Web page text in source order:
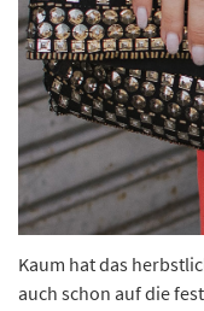
Kaum hat das
auch schon auf die